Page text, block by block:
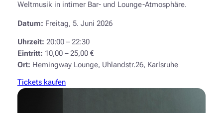
Weltmusik in intimer Bar- und Lounge-Atmosphäre.
Datum: Freitag, 5. Juni 2026
Uhrzeit: 20:00 – 22:30
Eintritt: 10,00 – 25,00 €
Ort: Hemingway Lounge, Uhlandstr.26, Karlsruhe
Tickets kaufen